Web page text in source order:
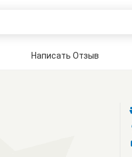
Написать Отзыв